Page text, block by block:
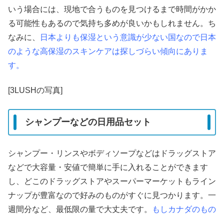
いう場合には、現地で合うものを見つけるまで時間がかか
る可能性もあるので気持ち多めが良いかもしれません。ち
なみに、
日本よりも保湿という意識が少ない国なので日本
のような高保湿のスキンケアは探しづらい傾向にありま
す。
[3LUSHの写真]
シャンプーなどの日用品セット
シャンプー・リンスやボディソープなどはドラッグストア
などで大容量・安値で簡単に手に入れることができます
し、どこのドラッグストアやスーパーマーケットもライン
ナップが豊富なので好みのものがすぐに見つかります。一
週間分など、最低限の量で大丈夫です。
もしカナダのもの